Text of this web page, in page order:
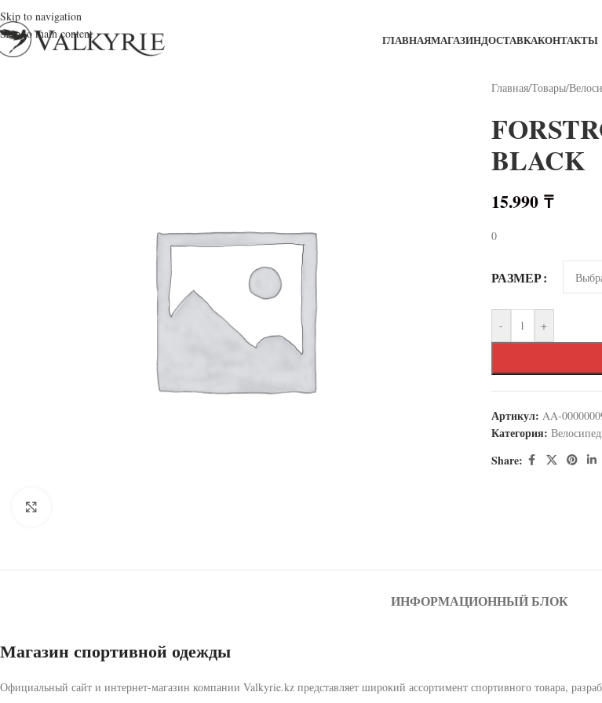
Skip to navigation
Skip to main content
ГЛАВНАЯМАГАЗИНДОСТАВКАКОНТАКТЫ
Главная/Товары/
BLACK
15.990 ₸
0
РАЗМЕР
- +
Артикул: AA-
Категория:
Share:
ИНФОРМАЦИОННЫЙ БЛОК
Магазин спортивной одежды
Официальный сайт и интернет-магазин компании Valkyrie.kz представляет широкий ассортимент спортивного товара,